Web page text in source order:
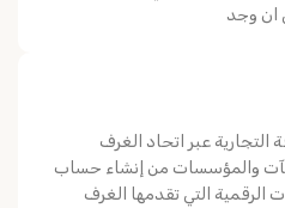
ان وجد
عبر اتحاد الغرف
والمؤسسات من إنشاء حساب
الرقمية التي تقدمها الغرف